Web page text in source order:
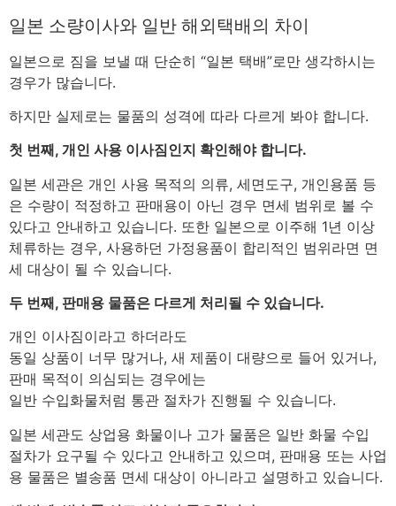
일본 소량이사와 일반 해외택배의 차이
일본으로 짐을 보낼 때 단순히 “일본 택배”로만 생각하시는
경우가 많습니다.
하지만 실제로는 물품의 성격에 따라 다르게 봐야 합니다.
첫 번째, 개인 사용 이사짐인지 확인해야 합니다.
일본 세관은 개인 사용 목적의 의류, 세면도구, 개인용품 등
은 수량이 적정하고 판매용이 아닌 경우 면세 범위로 볼 수
있다고 안내하고 있습니다. 또한 일본으로 이주해 1년 이상
체류하는 경우, 사용하던 가정용품이 합리적인 범위라면 면
세 대상이 될 수 있습니다.
두 번째, 판매용 물품은 다르게 처리될 수 있습니다.
개인 이사짐이라고 하더라도
동일 상품이 너무 많거나, 새 제품이 대량으로 들어 있거나,
판매 목적이 의심되는 경우에는
일반 수입화물처럼 통관 절차가 진행될 수 있습니다.
일본 세관도 상업용 화물이나 고가 물품은 일반 화물 수입
절차가 요구될 수 있다고 안내하고 있으며, 판매용 또는 사업
용 물품은 별송품 면세 대상이 아니라고 설명하고 있습니다.